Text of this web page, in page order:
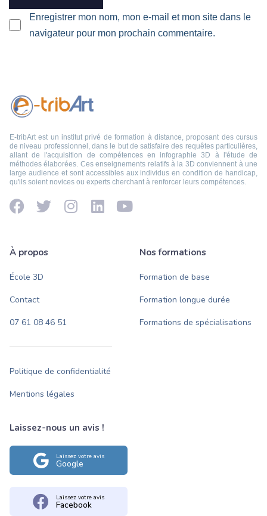
Enregistrer mon nom, mon e-mail et mon site dans le
navigateur pour mon prochain commentaire.
E-tribArt est un institut privé de formation à distance, proposant des cursus
de niveau professionnel, dans le but de satisfaire des requêtes particulières,
allant de l'acquisition de compétences en infographie 3D à l'étude de
méthodes élaborées. Ces enseignements relatifs à la 3D conviennent à une
large audience et sont accessibles aux individus en condition de handicap,
qu'ils soient novices ou experts cherchant à renforcer leurs compétences.
À propos
École 3D
Contact
07 61 08 46 51
Politique de confidentialité
Mentions légales
Nos formations
Formation de base
Formation longue durée
Formations de spécialisations
Laissez-nous un avis !
Laissez votre avis
Google
Laissez votre avis
Facebook